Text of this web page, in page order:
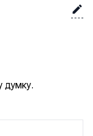
думку.